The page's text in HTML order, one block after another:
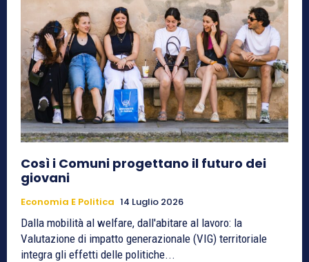
Così i Comuni progettano il futuro dei
giovani
Economia E Politica 14 Luglio 2026
Dalla mobilità al welfare, dall'abitare al lavoro: la
Valutazione di impatto generazionale (VIG) territoriale
integra gli effetti delle politiche...